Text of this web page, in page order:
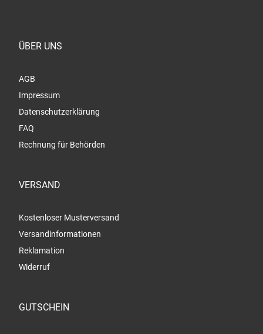
ÜBER UNS
AGB
Impressum
Datenschutzerklärung
FAQ
Rechnung für Behörden
VERSAND
Kostenloser Musterversand
Versandinformationen
Reklamation
Widerruf
GUTSCHEIN